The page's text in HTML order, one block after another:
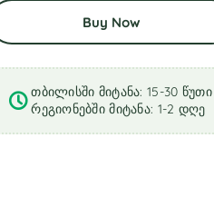
To
Buy Now
თბილისში მიტანა: 15-30 წუთი
რეგიონებში მიტანა: 1-2 დღე